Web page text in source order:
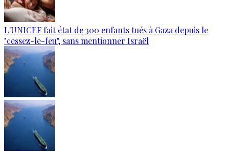
L'UNICEF fait état de 300 enfants tués à Gaza depuis le
"cessez-le-feu", sans mentionner Israël